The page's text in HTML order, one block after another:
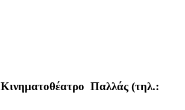
Κινηματοθέατρο Παλλάς (τηλ.: